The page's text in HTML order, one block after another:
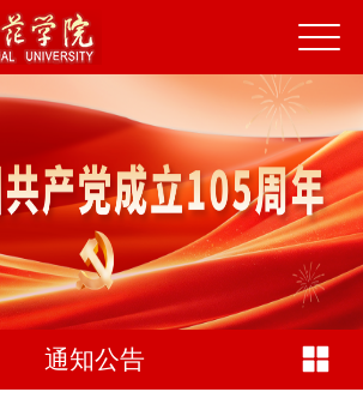
通知公告